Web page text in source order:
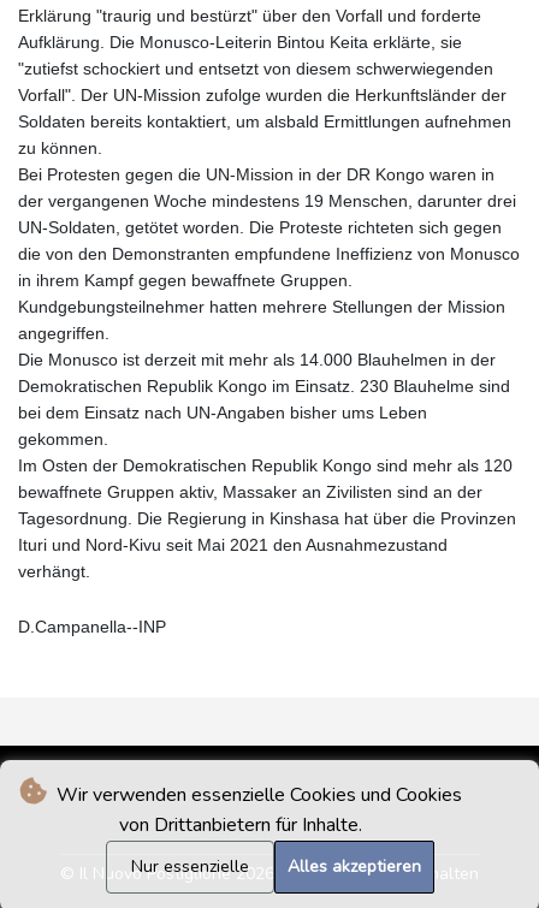
Wir verwenden essenzielle Cookies und Cookies
von Drittanbietern für Inhalte.
Nur essenzielle Alles akzeptieren
Erklärung "traurig und bestürzt" über den Vorfall und forderte
Aufklärung. Die Monusco-Leiterin Bintou Keita erklärte, sie
"zutiefst schockiert und entsetzt von diesem schwerwiegenden
Vorfall". Der UN-Mission zufolge wurden die Herkunftsländer der
Soldaten bereits kontaktiert, um alsbald Ermittlungen aufnehmen
zu können.
Bei Protesten gegen die UN-Mission in der DR Kongo waren in
der vergangenen Woche mindestens 19 Menschen, darunter drei
UN-Soldaten, getötet worden. Die Proteste richteten sich gegen
die von den Demonstranten empfundene Ineffizienz von Monusco
in ihrem Kampf gegen bewaffnete Gruppen.
Kundgebungsteilnehmer hatten mehrere Stellungen der Mission
angegriffen.
Die Monusco ist derzeit mit mehr als 14.000 Blauhelmen in der
Demokratischen Republik Kongo im Einsatz. 230 Blauhelme sind
bei dem Einsatz nach UN-Angaben bisher ums Leben
gekommen.
Im Osten der Demokratischen Republik Kongo sind mehr als 120
bewaffnete Gruppen aktiv, Massaker an Zivilisten sind an der
Tagesordnung. Die Regierung in Kinshasa hat über die Provinzen
Ituri und Nord-Kivu seit Mai 2021 den Ausnahmezustand
verhängt.
D.Campanella--INP
© Il Nuovo Postiglione 2026 - Alle Rechte vorbehalten